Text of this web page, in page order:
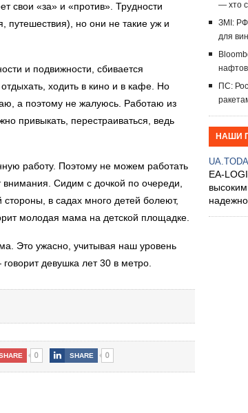
свои «за» и «против». Трудности
путешествия), но они не такие уж и
и подвижности, сбивается
ходить в кино и в кафе. Но
а поэтому не жалуюсь. Работаю из
привыкать, перестраиваться, ведь
работу. Поэтому не можем работать
внимания. Сидим с дочкой по очереди,
в садах много детей болеют,
молодая мама на детской площадке.
Это ужасно, учитывая наш уровень
девушка лет 30 в метро.
0 SHARE 0
— хто
ЗМІ: РФ
для
ПС:
НАШИ
EA-